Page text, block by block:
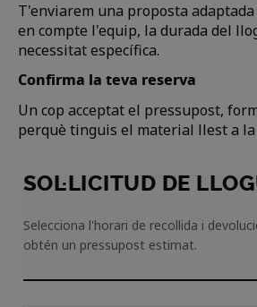
T'enviarem una proposta
en compte l'equip, la durada del
necessitat específica.
Confirma la teva reserva
Un cop acceptat el pressupost,
perquè tinguis el material llest a la
SOL·LICITUD DE
Selecciona l'horari de recollida i
obtén un pressupost estimat.